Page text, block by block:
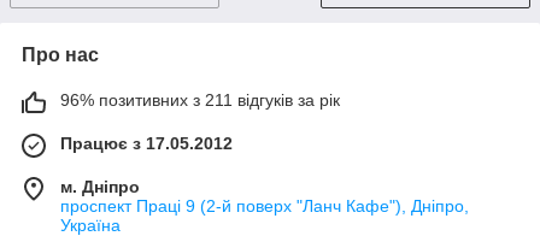
Про нас
96% позитивних з 211 відгуків за рік
Працює з 17.05.2012
м. Дніпро
проспект Праці 9 (2-й поверх "Ланч Кафе"), Дніпро,
Україна